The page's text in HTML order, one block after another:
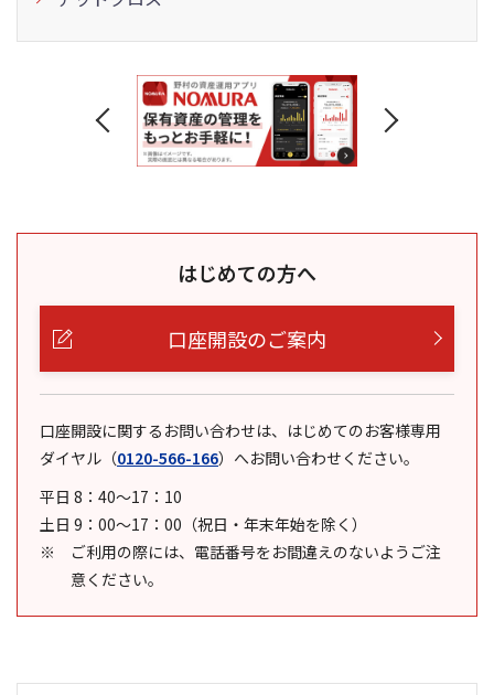
はじめての方へ
口座開設のご案内
口座開設に関するお問い合わせは、はじめてのお客様専用
ダイヤル （0120-566-166） へお問い合わせください。
平日 8：40～17：10
土日 9：00～17：00（祝日・年末年始を除く）
ご利用の際には、電話番号をお間違えのないようご注
意ください。